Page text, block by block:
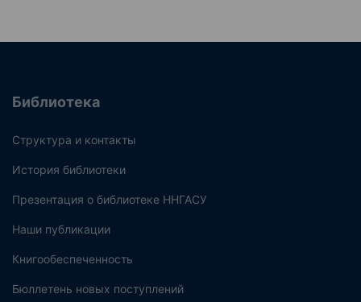
Библиотека
Структура и контакты
История библиотеки
Презентация о библиотеке ННГАСУ
Наши публикации
Книгообеспеченность
Бюллетень новых поступлений